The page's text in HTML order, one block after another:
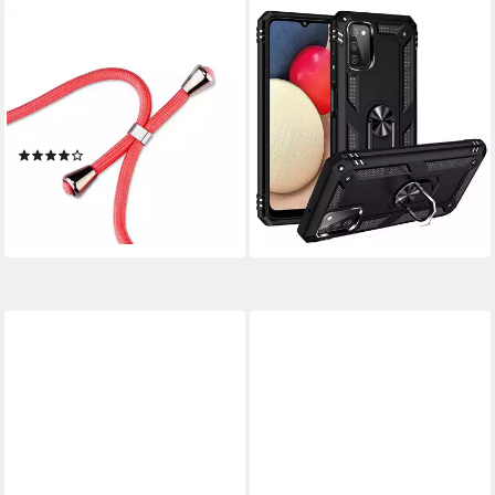
Galaxy Modelle Hülle mit Band
& Kordel Stoßfest, Stoßfestes
TPU-Case + verstellbares PP-
Handyband(1)
ab 7,79 €
lieferbar - in 2-3 Werktagen bei dir
NUMERVA
Handyhülle Schutz Hülle für
Samsung Galaxy S22 Plus,
Outdoor Case Panzer Hülle
Bumper Cover
9,90 €
lieferbar - in 2-3 Werktagen bei dir